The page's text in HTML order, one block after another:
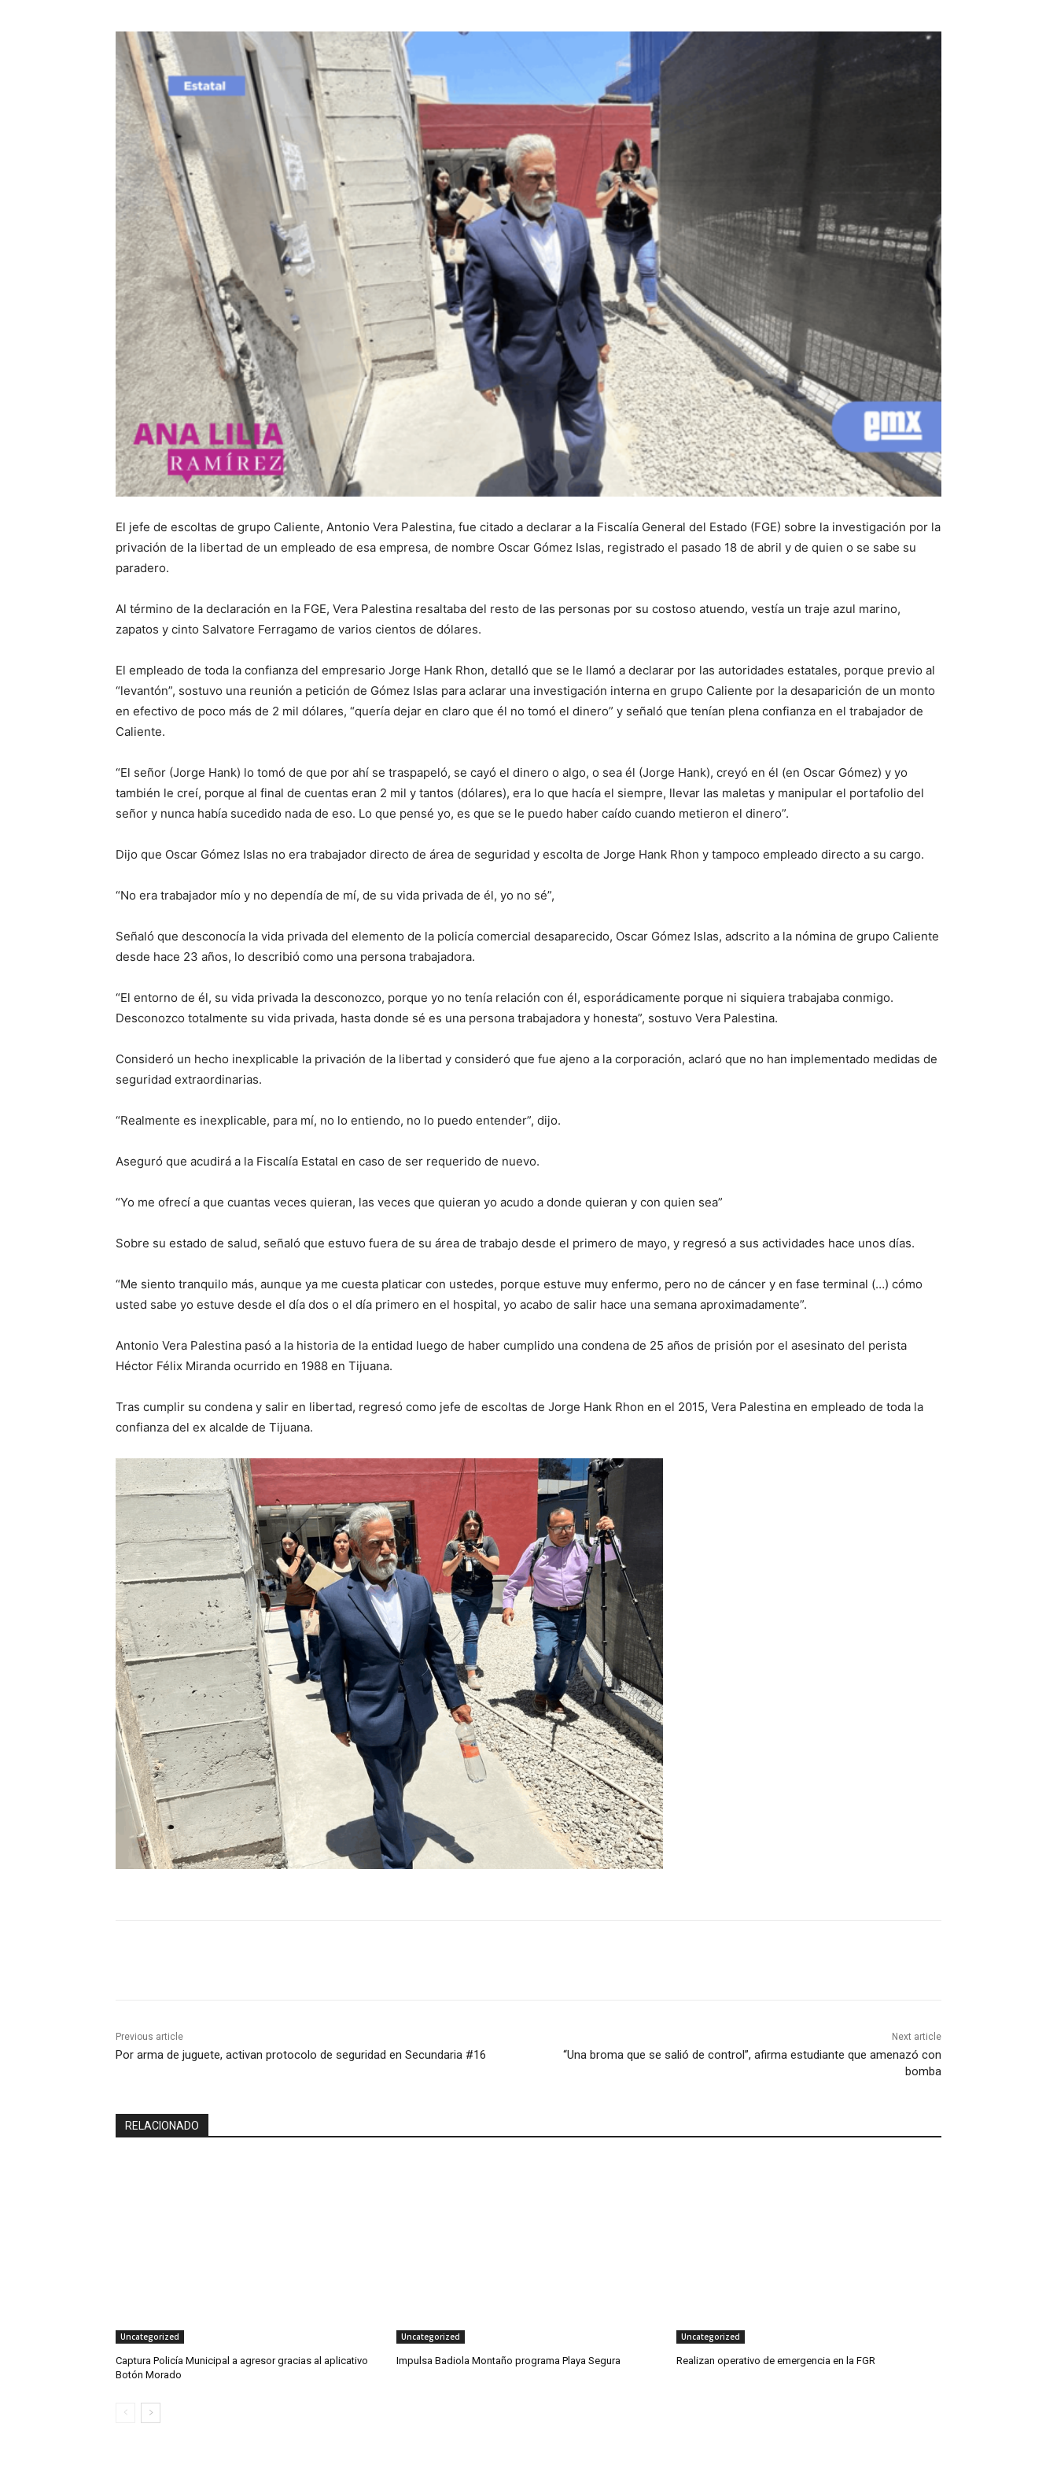
El jefe de escoltas de grupo Caliente, Antonio Vera Palestina, fue citado a declarar a la Fiscalía General del Estado (FGE) sobre la investigación por la
privación de la libertad de un empleado de esa empresa, de nombre Oscar Gómez Islas, registrado el pasado 18 de abril y de quien o se sabe su
paradero.
Al término de la declaración en la FGE, Vera Palestina resaltaba del resto de las personas por su costoso atuendo, vestía un traje azul marino,
zapatos y cinto Salvatore Ferragamo de varios cientos de dólares.
El empleado de toda la confianza del empresario Jorge Hank Rhon, detalló que se le llamó a declarar por las autoridades estatales, porque previo al
“levantón”, sostuvo una reunión a petición de Gómez Islas para aclarar una investigación interna en grupo Caliente por la desaparición de un monto
en efectivo de poco más de 2 mil dólares, “quería dejar en claro que él no tomó el dinero” y señaló que tenían plena confianza en el trabajador de
Caliente.
“El señor (Jorge Hank) lo tomó de que por ahí se traspapeló, se cayó el dinero o algo, o sea él (Jorge Hank), creyó en él (en Oscar Gómez) y yo
también le creí, porque al final de cuentas eran 2 mil y tantos (dólares), era lo que hacía el siempre, llevar las maletas y manipular el portafolio del
señor y nunca había sucedido nada de eso. Lo que pensé yo, es que se le puedo haber caído cuando metieron el dinero”.
Dijo que Oscar Gómez Islas no era trabajador directo de área de seguridad y escolta de Jorge Hank Rhon y tampoco empleado directo a su cargo.
“No era trabajador mío y no dependía de mí, de su vida privada de él, yo no sé”,
Señaló que desconocía la vida privada del elemento de la policía comercial desaparecido, Oscar Gómez Islas, adscrito a la nómina de grupo Caliente
desde hace 23 años, lo describió como una persona trabajadora.
“El entorno de él, su vida privada la desconozco, porque yo no tenía relación con él, esporádicamente porque ni siquiera trabajaba conmigo.
Desconozco totalmente su vida privada, hasta donde sé es una persona trabajadora y honesta”, sostuvo Vera Palestina.
Consideró un hecho inexplicable la privación de la libertad y consideró que fue ajeno a la corporación, aclaró que no han implementado medidas de
seguridad extraordinarias.
“Realmente es inexplicable, para mí, no lo entiendo, no lo puedo entender”, dijo.
Aseguró que acudirá a la Fiscalía Estatal en caso de ser requerido de nuevo.
“Yo me ofrecí a que cuantas veces quieran, las veces que quieran yo acudo a donde quieran y con quien sea”
Sobre su estado de salud, señaló que estuvo fuera de su área de trabajo desde el primero de mayo, y regresó a sus actividades hace unos días.
“Me siento tranquilo más, aunque ya me cuesta platicar con ustedes, porque estuve muy enfermo, pero no de cáncer y en fase terminal (…) cómo
usted sabe yo estuve desde el día dos o el día primero en el hospital, yo acabo de salir hace una semana aproximadamente”.
Antonio Vera Palestina pasó a la historia de la entidad luego de haber cumplido una condena de 25 años de prisión por el asesinato del perista
Héctor Félix Miranda ocurrido en 1988 en Tijuana.
Tras cumplir su condena y salir en libertad, regresó como jefe de escoltas de Jorge Hank Rhon en el 2015, Vera Palestina en empleado de toda la
confianza del ex alcalde de Tijuana.
Previous article
Por arma de juguete, activan protocolo de seguridad en Secundaria #16
Next article
“Una broma que se salió de control”, afirma estudiante que amenazó con
bomba
RELACIONADO
Uncategorized
Captura Policía Municipal a agresor gracias al aplicativo
Botón Morado
Uncategorized
Impulsa Badiola Montaño programa Playa Segura
Uncategorized
Realizan operativo de emergencia en la FGR